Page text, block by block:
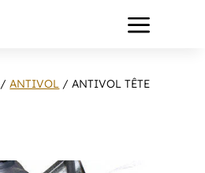
a
/ANTIVOL / ANTIVOL TÊTE